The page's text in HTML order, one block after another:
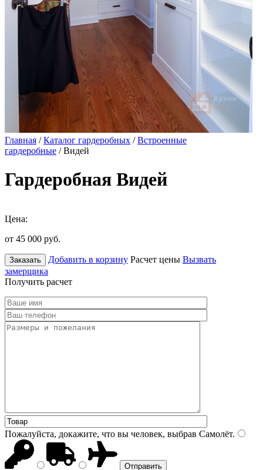
Главная /Каталог гардеробных /Встроенные
гардеробные / Видей
Гардеробная Видей
Цена:
от 45 000 руб.
Заказать Добавить в корзину Расчет цены Вызвать
замерщика
Получить расчет
Пожалуйста, докажите, что вы человек, выбрав Самолёт.